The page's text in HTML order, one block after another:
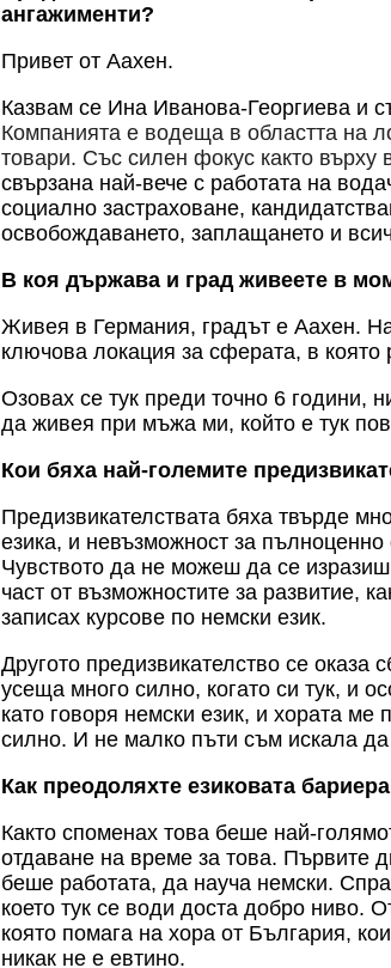
ангажименти?
Привет от Аахен.
Казвам се Ина Иванова-Георгиева и
Компанията е водеща в областта на
товари. Със силен фокус както върху
свързана най-вече с работата на
социално застраховане,
освобождаването, заплащането и
В коя държава и град живеете в
Живея в Германия, градът е Аахен.
ключова локация за сферата, в която
Озовах се тук преди точно 6 години,
да живея при мъжа ми, който е тук
Кои бяха най-големите
Предизвикателствата бяха твърде
езика, и невъзможност за
Чувството да не можеш да се
част от възможностите за развитие,
записах курсове по немски език.
Другото предизвикателство се оказа
усеща много силно, когато си тук, и
като говоря немски език, и хората
силно. И не малко пъти съм искала да
Как преодоляхте езиковата
Както споменах това беше най-
отдаване на време за това. Първите
беше работата, да науча немски.
което тук се води доста добро ниво.
която помага на хора от България,
никак не е евтино.